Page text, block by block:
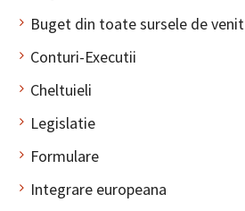
Buget din toate sursele de venit
Conturi-Executii
Cheltuieli
Legislatie
Formulare
Integrare europeana